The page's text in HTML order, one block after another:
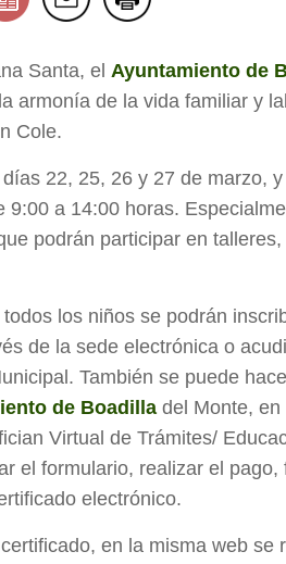
Santa, el Ayuntamiento de
armonía de la vida familiar y
Cole.
22, 25, 26 y 27 de marzo, y
9:00 a 14:00 horas.
podrán participar en
los niños se podrán
de la sede electrónica o
También se puede
de Boadilla del Monte,
Virtual de Trámites/
el formulario, realizar el pago,
electrónico.
en la misma web se